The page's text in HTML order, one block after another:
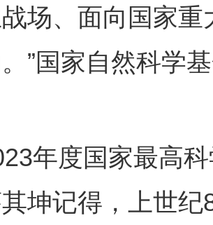
场、面向国家
”国家自然科学
度国家最高科
坤记得，上世